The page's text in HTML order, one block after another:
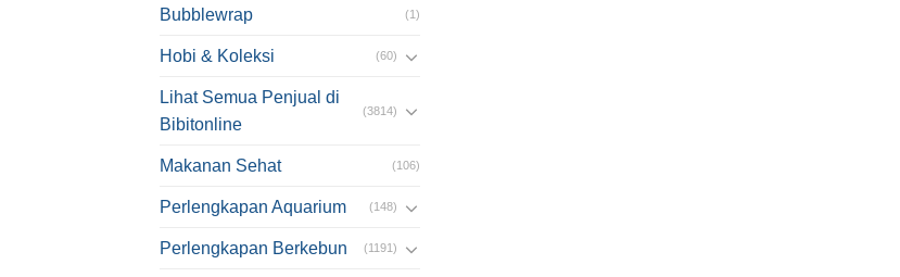
Bubblewrap (1)
Hobi & Koleksi (60)
Lihat Semua Penjual di
Bibitonline
(3814)
Makanan Sehat (106)
Perlengkapan Aquarium (148)
Perlengkapan Berkebun (1191)